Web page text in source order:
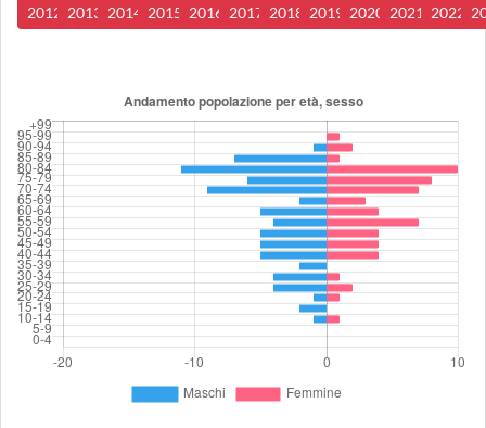
2012 2013 2014 2015 2016 2017 2018 2019 2020 2021 2022